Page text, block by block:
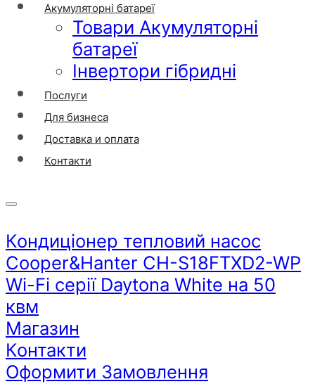
Акумуляторні батареї
Товари Акумуляторні
батареї
Інвертори гібридні
Послуги
Для бизнеса
Доставка и оплата
Контакти
Кондиціонер тепловий насос
Cooper&Hanter CH-S18FTXD2-WP
Wi-Fi серії Daytona White на 50
квм
Магазин
Контакти
Оформити Замовлення